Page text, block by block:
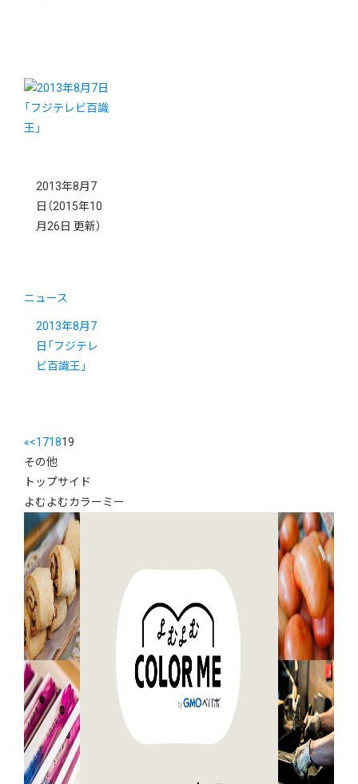
2013年8月7
日 （2015年10
月26日 更新）
ニュース
2013年8月7
日「フジテレ
ビ百識王」
«<171819
その他
トップサイド
よむよむカラーミー